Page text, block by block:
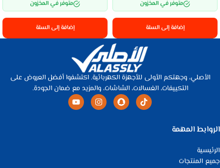
متوفر في المخزون
إضافة إلى السلة
متوفر في المخزون
إضافة إلى السلة
الأصلي، وجهتكم الأولى للأجهزة الكهربائية. اكتشفوا أفضل العروض على
التكييفات، الغسالات، الشاشات، والمزيد مع ضمان الجودة.
الروابط المهمة
الرئيسية
جميع المنتجات